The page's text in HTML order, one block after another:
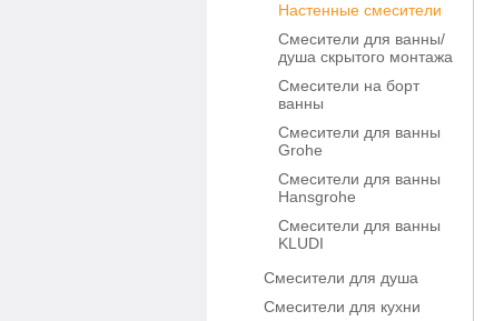
Настенные смесители
Смесители для ванны/
душа скрытого монтажа
Смесители на борт
ванны
Смесители для ванны
Grohe
Смесители для ванны
Hansgrohe
Смесители для ванны
KLUDI
Смесители для душа
Смесители для кухни